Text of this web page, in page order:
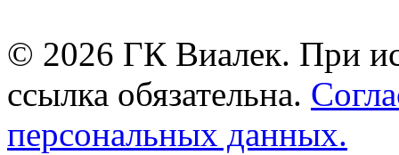
© 2026 ГК Виалек. При
ссылка обязательна.
персональных данных.